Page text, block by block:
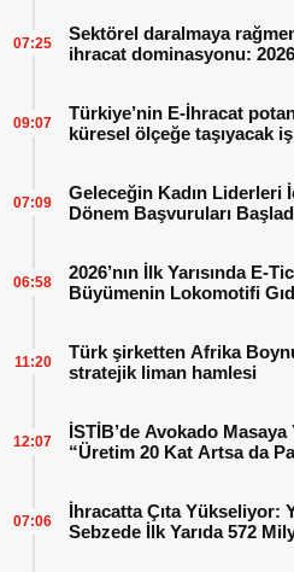
Sektörel daralmaya
ihracat dominasyonu:
07:25
Türkiye’nin E-İhracat
küresel ölçeğe taşıyacak
09:07
Geleceğin Kadın Liderleri
Dönem Başvuruları
07:09
2026’nın İlk Yarısında E-
Büyümenin Lokomotifi
06:58
Türk şirketten Afrika
stratejik liman hamlesi
11:20
İSTİB’de Avokado Masaya
“Üretim 20 Kat Artsa da
12:07
İhracatta Çıta Yükseliyor:
Sebzede İlk Yarıda 572
07:06